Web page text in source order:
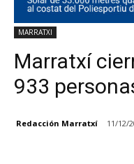
MARRATXI
Marratxí
933
Redacción Marratxí 11/12/